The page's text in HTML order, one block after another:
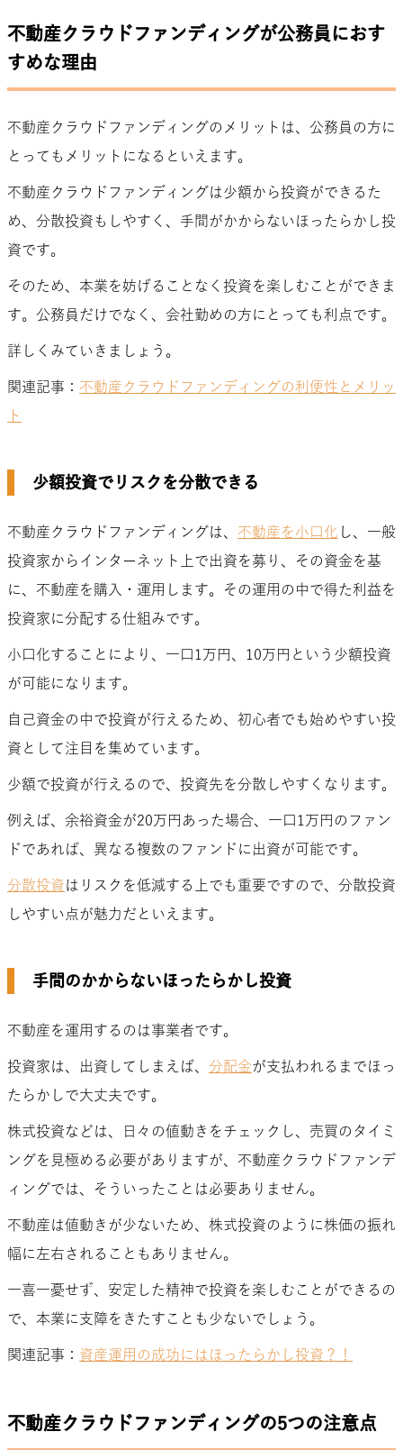
不動産クラウドファンディングが公務員におす
すめな理由
不動産クラウドファンディングのメリットは、公務員の方に
とってもメリットになるといえます。
不動産クラウドファンディングは少額から投資ができるた
め、分散投資もしやすく、手間がかからないほったらかし投
資です。
そのため、本業を妨げることなく投資を楽しむことができま
す。公務員だけでなく、会社勤めの方にとっても利点です。
詳しくみていきましょう。
関連記事： 不動産クラウドファンディングの利便性とメリッ
ト
少額投資でリスクを分散できる
不動産クラウドファンディングは、 不動産を小口化 し、一般
投資家からインターネット上で出資を募り、その資金を基
に、不動産を購入・運用します。その運用の中で得た利益を
投資家に分配する仕組みです。
小口化することにより、一口1万円、10万円という少額投資
が可能になります。
自己資金の中で投資が行えるため、初心者でも始めやすい投
資として注目を集めています。
少額で投資が行えるので、投資先を分散しやすくなります。
例えば、余裕資金が20万円あった場合、一口1万円のファン
ドであれば、異なる複数のファンドに出資が可能です。
分散投資はリスクを低減する上でも重要ですので、分散投資
しやすい点が魅力だといえます。
手間のかからないほったらかし投資
不動産を運用するのは事業者です。
投資家は、出資してしまえば、 分配金が支払われるまでほっ
たらかしで大丈夫です。
株式投資などは、日々の値動きをチェックし、売買のタイミ
ングを見極める必要がありますが、不動産クラウドファンデ
ィングでは、そういったことは必要ありません。
不動産は値動きが少ないため、株式投資のように株価の振れ
幅に左右されることもありません。
一喜一憂せず、安定した精神で投資を楽しむことができるの
で、本業に支障をきたすことも少ないでしょう。
関連記事： 資産運用の成功にはほったらかし投資？！
不動産クラウドファンディングの5つの注意点